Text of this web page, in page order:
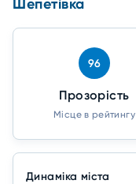
Шепетівка
96
Прозорість
Місце в рейтингу
Динаміка міста